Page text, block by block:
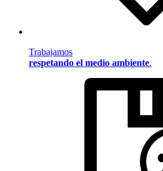
Trabajamos
respetando el medio ambiente.